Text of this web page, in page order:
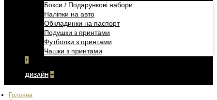
Бокси / Подарункові набори
Наліпки на авто
Обкладинки на паспорт
Подушки з принтами
Футболки з принтами
Чашки з принтами
+
ДИЗАЙН +
Головна